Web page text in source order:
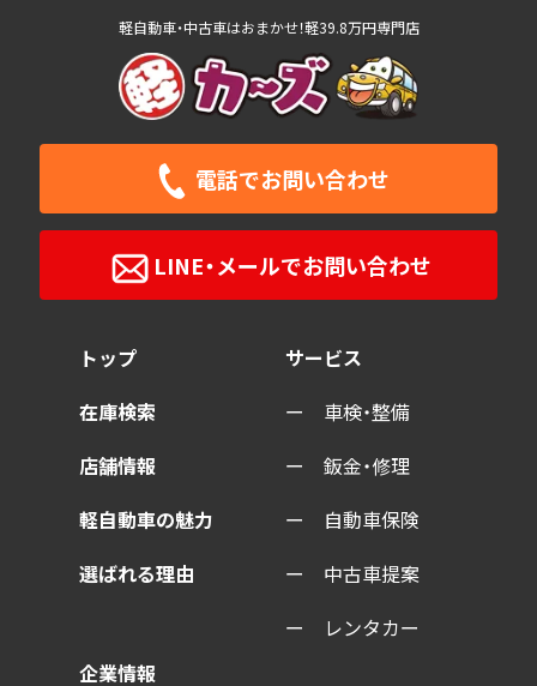
軽自動車・中古車はおまかせ！軽39.8万円専門店
電話でお問い合わせ
LINE・メールでお問い合わせ
トップ
在庫検索
店舗情報
軽自動車の魅力
選ばれる理由
サービス
車検・整備
鈑金・修理
自動車保険
中古車提案
レンタカー
企業情報